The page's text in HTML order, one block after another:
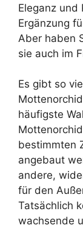
Eleganz
Ergänzung
Aber haben
sie auch im
Es gibt so
häufigste
bestimmten
angebaut
andere,
für den
Tatsächlich
wachsende